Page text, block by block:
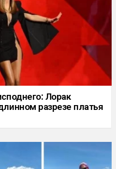
Лорак
разрезе платья